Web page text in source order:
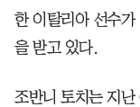
한 이탈리아 선수
을 받고 있다.
조반니 토치는 지